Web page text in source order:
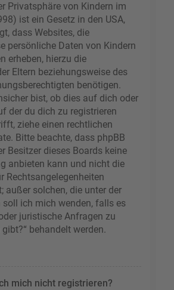
Privatsphäre von Kindern im
ist ein Gesetz in den USA,
dass Websites, die
persönliche Daten von Kindern
erheben, hierzu die
Eltern beziehungsweise des
benötigen.
bist, ob dies auf dich oder
der du dich zu registrieren
ziehe einen rechtlichen
Bitte beachte, dass phpBB
Besitzer dieses Boards keine
anbieten kann und nicht die
Rechtsangelegenheiten
außer solchen, die unter der
soll ich mich wenden, falls es
juristische Anfragen zu
behandelt werden.
mich nicht registrieren?